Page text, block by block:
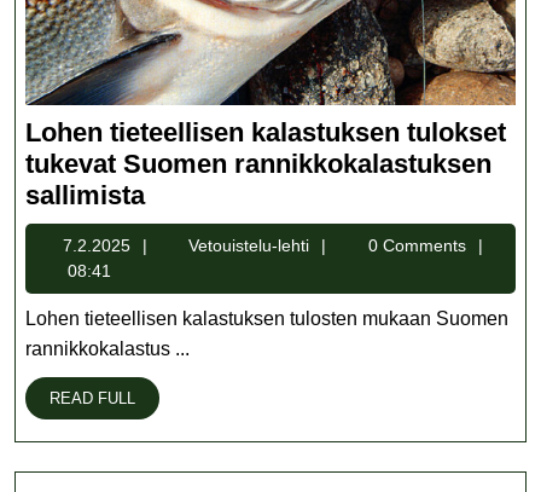
Lohen tieteellisen kalastuksen tulokset
tukevat Suomen rannikkokalastuksen
sallimista
tieteellisen
kalastuksen
tulokset
tukevat
Suomen
rannikkokalastuksen
sallimista
7.2.2025 7.2.2025Vetouistelu-lehti
Vetouistelu-
0 Comments
08:41
Lohen tieteellisen kalastuksen tulosten mukaan Suomen
rannikkokalastus ...
READ FULL
READ
FULL